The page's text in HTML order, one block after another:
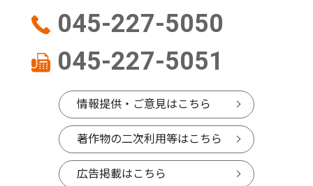
045-227-5050
045-227-5051
情報提供・ご意見はこちら
著作物の二次利用等はこちら
広告掲載はこちら